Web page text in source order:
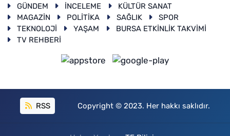
GÜNDEM
İNCELEME
KÜLTÜR SANAT
MAGAZİN
POLİTİKA SAĞLIK
SPOR
TEKNOLOJİ
YAŞAM
BURSA ETKİNLİK TAKVİMİ
TV REHBERİ
RSS Copyright © 2023. Her hakkı saklıdır.